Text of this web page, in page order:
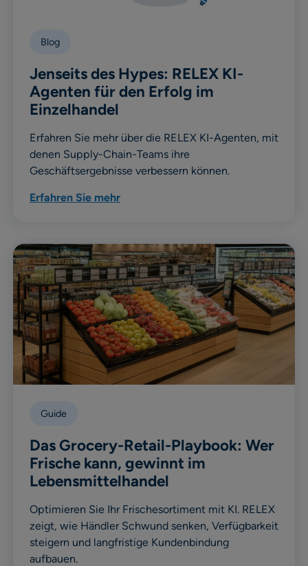
Blog
Jenseits des Hypes: RELEX KI-
Agenten für den Erfolg im
Einzelhandel
Erfahren Sie mehr über die RELEX KI-Agenten, mit
denen Supply-Chain-Teams ihre
Geschäftsergebnisse verbessern können.
Erfahren Sie mehr
Guide
Das Grocery-Retail-Playbook: Wer
Frische kann, gewinnt im
Lebensmittelhandel
Optimieren Sie Ihr Frischesortiment mit KI. RELEX
zeigt, wie Händler Schwund senken, Verfügbarkeit
steigern und langfristige Kundenbindung
aufbauen.